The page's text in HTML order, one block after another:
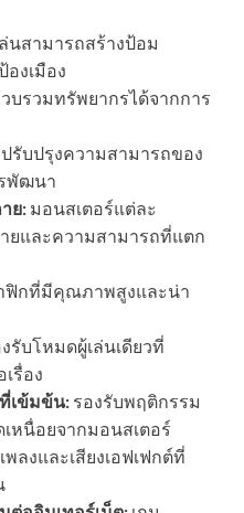
ล่นสามารถสร้างป้อม
องเมือง
บรวมทรัพยากรได้จากการ
ปรับปรุงความสามารถของ
พัฒนา
ย: มอนสเตอร์แต่ละ
ยและความสามารถที่แตก
ฟิกที่มีคุณภาพสูงและน่า
รับโหมดผู้เล่นเดียวที่
รื่อง
เข้มข้น: รองรับพฤติกรรม
หนื่อยจากมอนสเตอร์
พลงและเสียงเอฟเฟกต์ที่